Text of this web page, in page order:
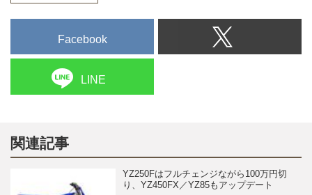
Facebook
LINE
関連記事
YZ250Fはフルチェンジながら100万円切
り、YZ450FX／YZ85もアップデート